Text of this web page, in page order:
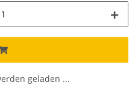
geladen ...